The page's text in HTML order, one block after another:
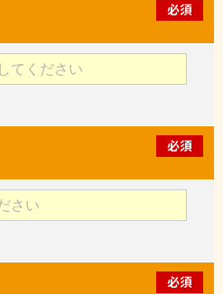
必須
必須
必須